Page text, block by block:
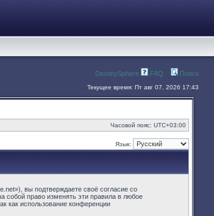
DestinySphere FAQ Поиск
Текущее время: Пт авг 07, 2026 17:43
Часовой пояс: UTC+03:00
Язык:
вы подтверждаете своё согласие со
собой право изменять эти правила в любое
как использование конференции